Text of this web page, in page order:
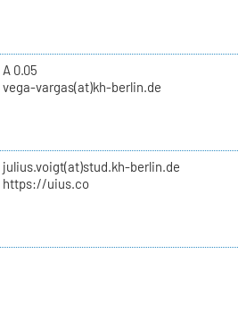
A 0.05
vega-vargas(at)kh-berlin.de
julius.voigt(at)stud.kh-berlin.de
https://uius.co